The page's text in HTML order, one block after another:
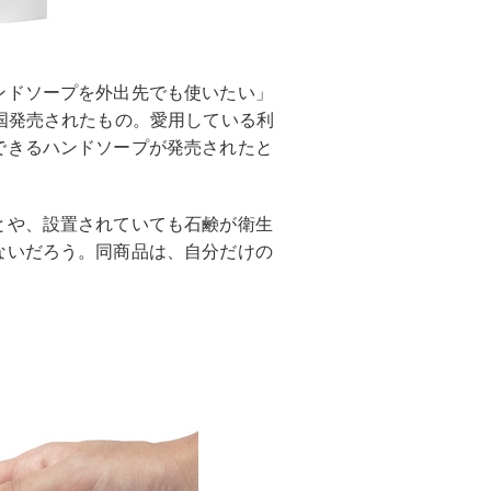
ソープを外出先でも使いたい」
売されたもの。愛用している利
るハンドソープが発売されたと
、設置されていても石鹸が衛生
だろう。同商品は、自分だけの